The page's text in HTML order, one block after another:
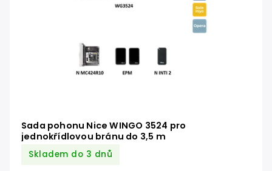
Sada pohonu Nice WINGO 3524 pro
jednokřídlovou bránu do 3,5 m
Skladem do 3 dnů